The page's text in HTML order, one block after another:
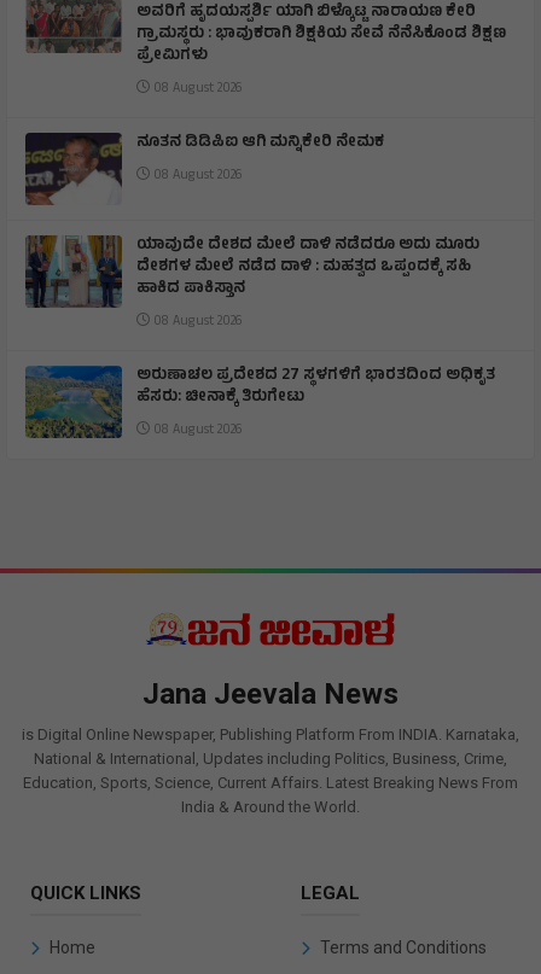
ಅವರಿಗೆ ಹೃದಯಸ್ಪರ್ಶಿ ಯಾಗಿ ಬಿಳ್ಕೊಟ್ಟ ನಾರಾಯಣ ಕೇರಿ
ಗ್ರಾಮಸ್ಥರು : ಭಾವುಕರಾಗಿ ಶಿಕ್ಷಕಿಯ ಸೇವೆ ನೆನೆಸಿಕೊಂಡ ಶಿಕ್ಷಣ
ಪ್ರೇಮಿಗಳು
08 August 2026
ನೂತನ ಡಿಡಿಪಿಐ ಆಗಿ ಮನ್ನಿಕೇರಿ ನೇಮಕ
08 August 2026
ಯಾವುದೇ ದೇಶದ ಮೇಲೆ ದಾಳಿ ನಡೆದರೂ ಅದು ಮೂರು
ದೇಶಗಳ ಮೇಲೆ ನಡೆದ ದಾಳಿ : ಮಹತ್ವದ ಒಪ್ಪಂದಕ್ಕೆ ಸಹಿ
ಹಾಕಿದ ಪಾಕಿಸ್ತಾನ
08 August 2026
ಅರುಣಾಚಲ ಪ್ರದೇಶದ 27 ಸ್ಥಳಗಳಿಗೆ ಭಾರತದಿಂದ ಅಧಿಕೃತ
ಹೆಸರು: ಚೀನಾಕ್ಕೆ ತಿರುಗೇಟು
08 August 2026
Jana Jeevala News
is Digital Online Newspaper, Publishing Platform From INDIA. Karnataka,
National & International, Updates including Politics, Business, Crime,
Education, Sports, Science, Current Affairs. Latest Breaking News From
India & Around the World.
QUICK LINKS
Home
LEGAL
Terms and Conditions